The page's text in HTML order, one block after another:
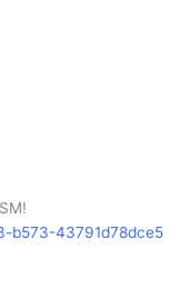
b573-43791d78dce5